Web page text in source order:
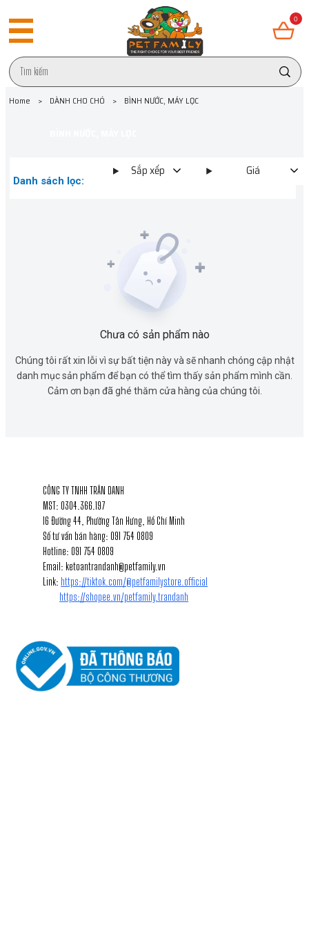
0
Home > DÀNH CHO CHÓ > BÌNH NƯỚC, MÁY LỌC
Danh sách lọc:
Sắp xếp Giá
Chưa có sản phẩm nào
Chúng tôi rất xin lỗi vì sự bất tiện này và sẽ nhanh chóng cập nhật
danh mục sản phẩm để bạn có thể tìm thấy sản phẩm mình cần.
Cảm ơn bạn đã ghé thăm cửa hàng của chúng tôi.
CÔNG TY TNHH TRÂN DANH
MST: 0304.366.197
16 Đường 44, Phường Tân Hưng, Hồ Chí Minh
Số tư vấn bán hàng: 091 754 0809
Hotline: 091 754 0809
Email: ketoantrandanh@petfamily.vn
Link: https://tiktok.com/@petfamilystore.official
https://shopee.vn/petfamily.trandanh